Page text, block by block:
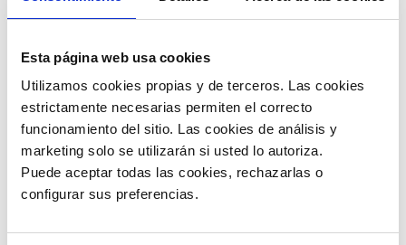
Esta página web usa cookies
Utilizamos cookies propias y de terceros. Las cookies
estrictamente necesarias permiten el correcto
funcionamiento del sitio. Las cookies de análisis y
marketing solo se utilizarán si usted lo autoriza.
Puede aceptar todas las cookies, rechazarlas o
configurar sus preferencias.
(gestor de contraseñas), entre tantas otras y solo por
citar algunos casos.
Para descargar estas “extensiones” se debe buscar
según el navegador:
Chrome:en la barra de direcciones coloca
chrome://extensions,te abrirá una ventana con
las extensiones instaladas y las opciones para
buscar nuevas.
Opera:se puede ingresar a sutienda.